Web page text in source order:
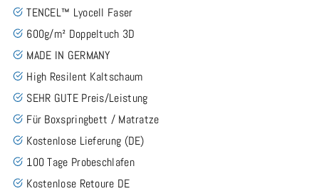
TENCEL™ Lyocell Faser
600g/m² Doppeltuch 3D
MADE IN GERMANY
High Resilent Kaltschaum
SEHR GUTE Preis/Leistung
Für Boxspringbett / Matratze
Kostenlose Lieferung (DE)
100 Tage Probeschlafen
Kostenlose Retoure DE